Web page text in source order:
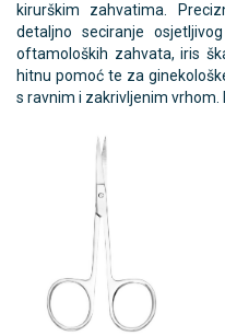
kirurškim zahvatima.
detaljno seciranje
oftamoloških zahvata, iris
hitnu pomoć te za
s ravnim i zakrivljenim vrhom.